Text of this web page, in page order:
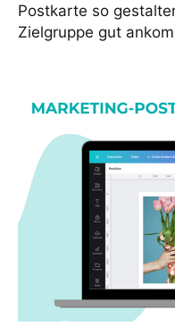
Postkarte so
Zielgruppe gut